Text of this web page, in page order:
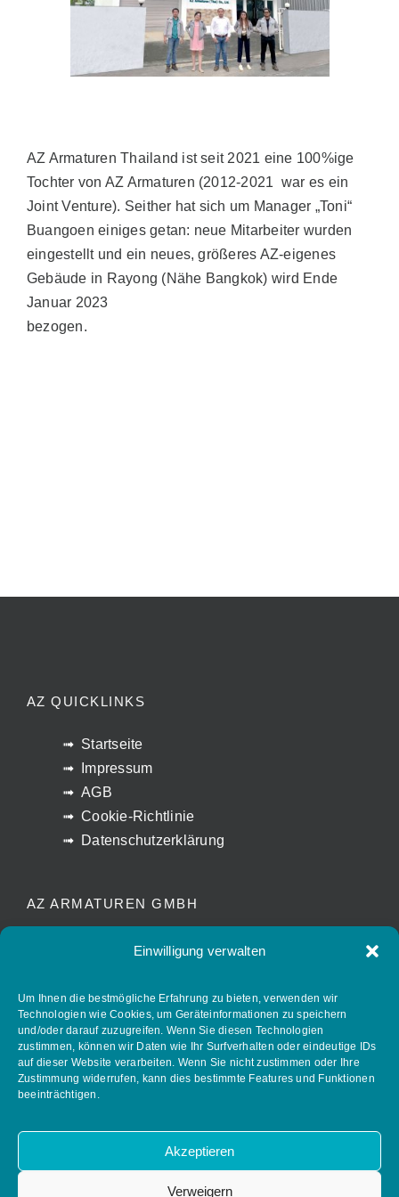
Einwilligung verwalten
Um Ihnen die bestmögliche Erfahrung zu bieten, verwenden wir
Technologien wie Cookies, um Geräteinformationen zu speichern
und/oder darauf zuzugreifen. Wenn Sie diesen Technologien
zustimmen, können wir Daten wie Ihr Surfverhalten oder eindeutige IDs
auf dieser Website verarbeiten. Wenn Sie nicht zustimmen oder Ihre
Zustimmung widerrufen, kann dies bestimmte Features und Funktionen
beeinträchtigen.
Akzeptieren
Verweigern
DE
AZ Armaturen Thailand ist seit 2021 eine 100%ige
Tochter von AZ Armaturen (2012-2021 war es ein
Joint Venture). Seither hat sich um Manager „Toni“
Buangoen einiges getan: neue Mitarbeiter wurden
eingestellt und ein neues, größeres AZ-eigenes
Gebäude in Rayong (Nähe Bangkok) wird Ende
Januar 2023
bezogen.
AZ QUICKLINKS
Startseite
Impressum
AGB
Cookie-Richtlinie
Datenschutzerklärung
AZ ARMATUREN GMBH
Waldstrasse 7
info@az-armaturen.de
+ 49 (0) 7721 7504-0
FOLLOW AZ ARMATUREN